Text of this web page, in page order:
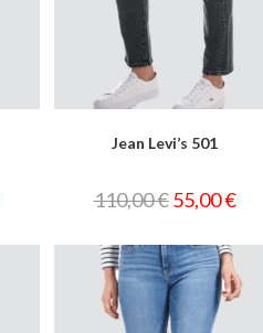
Jean Levi’s 501
110,00€55,00€